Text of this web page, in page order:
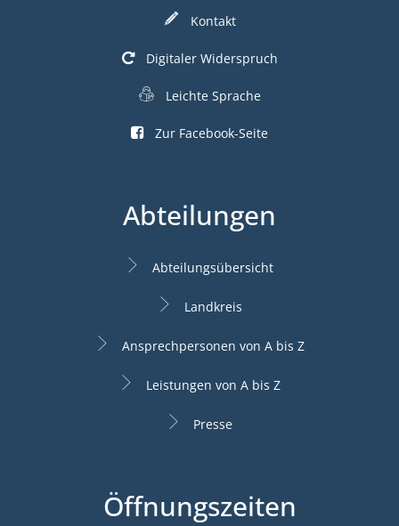
Kontakt
Digitaler Widerspruch
Leichte Sprache
Zur Facebook-Seite
Abteilungen
Abteilungsübersicht
Landkreis
Ansprechpersonen von A bis Z
Leistungen von A bis Z
Presse
Öffnungszeiten